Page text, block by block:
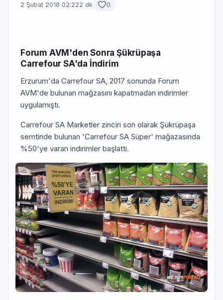
2 Şubat 2018 02:222 dk 0
Forum AVM'den Sonra Şükrüpaşa
Carrefour SA'da İndirim
Erzurum'da Carrefour SA, 2017 sonunda Forum
AVM'de bulunan mağzasını kapatmadan indirimler
uygulamıştı.
Carrefour SA Marketler zinciri son olarak Şükrüpaşa
semtinde bulunan 'Carrefour SA Süper' mağazasında
%50'ye varan indirimler başlattı.